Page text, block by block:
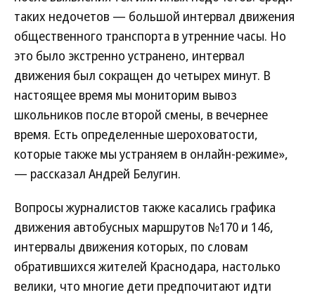
таких недочетов — большой интервал движения
общественного транспорта в утренние часы. Но
это было экстренно устранено, интервал
движения был сокращен до четырех минут. В
настоящее время мы мониторим вывоз
школьников после второй смены, в вечернее
время. Есть определенные шероховатости,
которые также мы устраняем в онлайн-режиме»,
— рассказал Андрей Белугин.
Вопросы журналистов также касались графика
движения автобусных маршрутов №170 и 146,
интервалы движения которых, по словам
обратившихся жителей Краснодара, настолько
велики, что многие дети предпочитают идти